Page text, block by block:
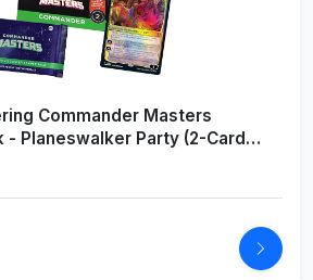
Commander Masters
- Planeswalker Party (2-Card
Pack - Versión en Inglés)